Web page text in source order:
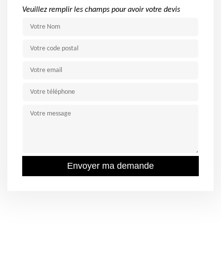
Veuillez remplir les champs pour avoir votre devis